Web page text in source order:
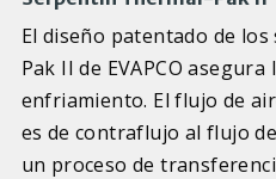
El diseño patentado de
Pak II de EVAPCO
enfriamiento. El flujo de
es de contraflujo al flujo
un proceso de